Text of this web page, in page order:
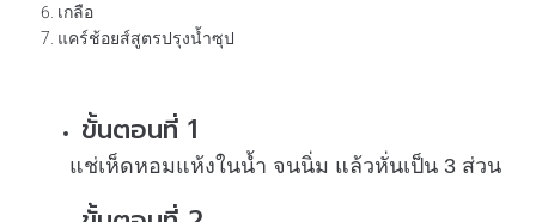
เกลือ
แคร์ช้อยส์สูตรปรุงน้ำซุป
ขั้นตอนที่ 1
แช่เห็ดหอมแห้งในน้ำ จนนิ่ม แล้วหั่นเป็น 3 ส่วน